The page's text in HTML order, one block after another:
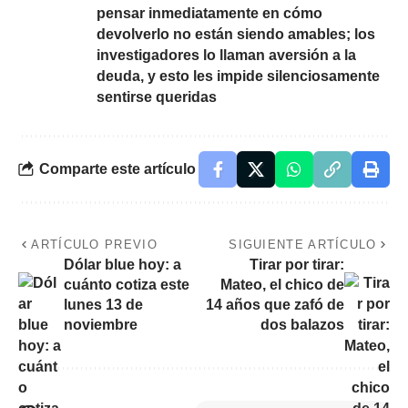
pensar inmediatamente en cómo
devolverlo no están siendo amables; los
investigadores lo llaman aversión a la
deuda, y esto les impide silenciosamente
sentirse queridas
Comparte este artículo
ARTÍCULO PREVIO
Dólar blue hoy: a
cuánto cotiza este
lunes 13 de
noviembre
SIGUIENTE ARTÍCULO
Tirar por tirar:
Mateo, el chico de
14 años que zafó de
dos balazos